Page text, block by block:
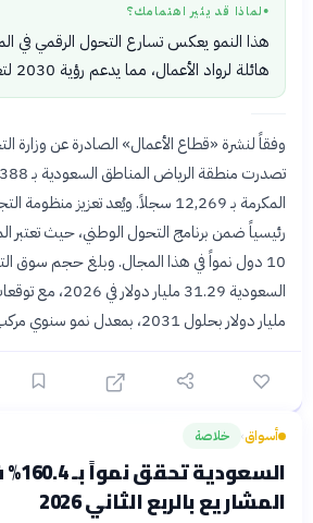
● لماذا قد يثير اهتمامك؟
هذا النمو يعكس تسارع التحول الرقمي في
هائلة لرواد الأعمال، مما يدعم رؤية 2030 لتعزيز الاقتصاد الوطني.
المكرمة بـ 12,269 سجلاً. ويُعد تعزيز
رئيسياً ضمن برنامج التحول الوطني، حيث تعتبر
10 دول نمواً في هذا المجال. وبلغ حجم سوق
مليار دولار بحلول 2031، بمعدل نمو سنوي مركب يبلغ 11.92%.
أسواق› خلاصة
المشاريع بالربع الثاني 2026